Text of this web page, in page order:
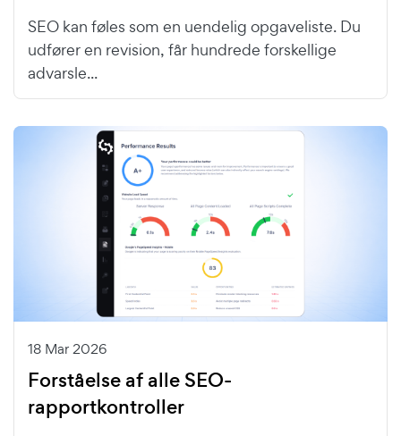
SEO kan føles som en uendelig opgaveliste. Du
udfører en revision, får hundrede forskellige
advarsle...
18 Mar 2026
Forståelse af alle SEO-
rapportkontroller